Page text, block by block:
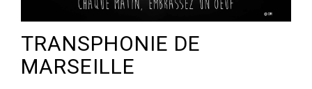
TRANSPHONIE DE
MARSEILLE